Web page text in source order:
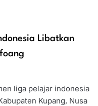
Libatkan
liga pelajar indonesia
Kupang, Nusa